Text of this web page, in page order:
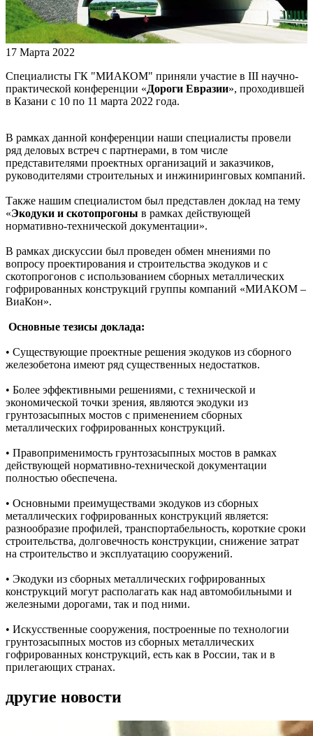
17 Марта 2022
Специалисты ГК "МИАКОМ" приняли участие в III научно-
практической конференции «Дороги Евразии», проходившей
в Казани с 10 по 11 марта 2022 года.
В рамках данной конференции наши специалисты провели
ряд деловых встреч с партнерами, в том числе
представителями проектных организаций и заказчиков,
руководителями строительных и инжиниринговых компаний.
Также нашим специалистом был представлен доклад на тему
«Экодуки и скотопрогоны в рамках действующей
нормативно-технической документации».
В рамках дискуссии был проведен обмен мнениями по
вопросу проектирования и строительства экодуков и с
скотопрогонов с использованием сборных металлических
гофрированных конструкций группы компаний «МИАКОМ –
ВиаКон».
Основные тезисы доклада:
• Существующие проектные решения экодуков из сборного
железобетона имеют ряд существенных недостатков.
• Более эффективными решениями, с технической и
экономической точки зрения, являются экодуки из
грунтозасыпных мостов с применением сборных
металлических гофрированных конструкций.
• Правоприменимость грунтозасыпных мостов в рамках
действующей нормативно-технической документации
полностью обеспечена.
• Основными преимуществами экодуков из сборных
металлических гофрированных конструкций является:
разнообразие профилей, транспортабельность, короткие сроки
строительства, долговечность конструкции, снижение затрат
на строительство и эксплуатацию сооружений.
• Экодуки из сборных металлических гофрированных
конструкций могут располагать как над автомобильными и
железными дорогами, так и под ними.
• Искусственные сооружения, построенные по технологии
грунтозасыпных мостов из сборных металлических
гофрированных конструкций, есть как в России, так и в
прилегающих странах.
другие новости